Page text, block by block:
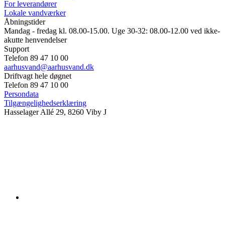
For leverandører
Lokale vandværker
Åbningstider
Mandag - fredag kl. 08.00-15.00. Uge 30-32: 08.00-12.00 ved ikke-
akutte henvendelser
Support
Telefon 89 47 10 00
aarhusvand@aarhusvand.dk
Driftvagt hele døgnet
Telefon 89 47 10 00
Persondata
Tilgængelighedserklæring
Hasselager Allé 29, 8260 Viby J